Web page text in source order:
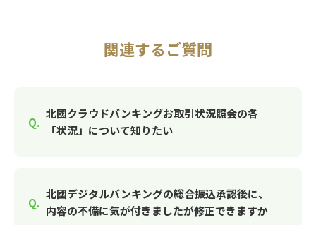
関連するご質問
北國クラウドバンキングお取引状況照会の各
「状況」について知りたい
北國デジタルバンキングの総合振込承認後に、
内容の不備に気が付きましたが修正できますか